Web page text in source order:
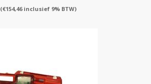
(€154,46inclusief 9% BTW)